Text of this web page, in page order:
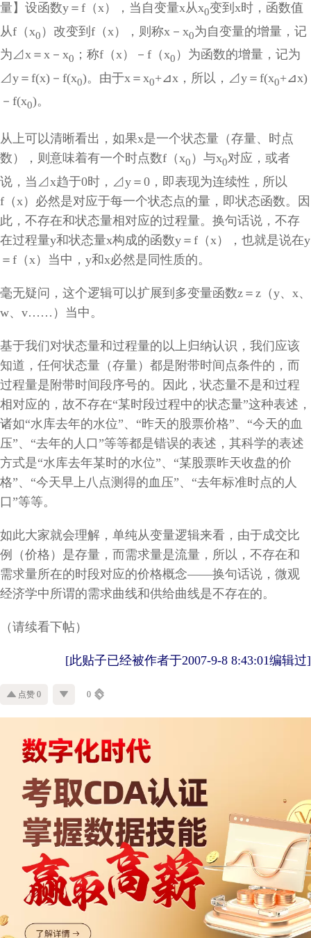
量】设函数y ＝ f （x），当自变量x从x0变到 x时，函数值
从f （x0 ）改变到 f （x），则称x － x0为自变量的增量，记
为⊿x ＝ x － x0 ；称f （x）－ f （x0 ）为函数的增量，记为
⊿y ＝ f(x) － f(x0)。由于x ＝ x0+⊿x ，所以，⊿y ＝ f(x0+⊿x)
－ f(x0)。
从上可以清晰看出，如果x是一个状态量（存量、时点
数），则意味着有一个时点数f （x0 ）与x0对应，或者
说，当⊿x趋于0时，⊿y ＝ 0 ，即表现为连续性，所以
f （x）必然是对应于每一个状态点的量，即状态函数。因
此，不存在和状态量相对应的过程量。换句话说，不存
在过程量y和状态量x构成的函数y ＝ f （x），也就是说在y
＝ f （x）当中， y和x必然是同性质的。
毫无疑问，这个逻辑可以扩展到多变量函数z ＝ z （y、 x、
w、 v……）当中。
基于我们对状态量和过程量的以上归纳认识，我们应该
知道，任何状态量（存量）都是附带时间点条件的，而
过程量是附带时间段序号的。因此，状态量不是和过程
相对应的，故不存在“某时段过程中的状态量”这种表述，
诸如“水库去年的水位”、“昨天的股票价格”、“今天的血
压”、“去年的人口”等等都是错误的表述，其科学的表述
方式是“水库去年某时的水位”、“某股票昨天收盘的价
格”、“今天早上八点测得的血压”、“去年标准时点的人
口”等等。
如此大家就会理解，单纯从变量逻辑来看，由于成交比
例（价格）是存量，而需求量是流量，所以，不存在和
需求量所在的时段对应的价格概念——换句话说，微观
经济学中所谓的需求曲线和供给曲线是不存在的。
（请续看下帖）
[此贴子已经被作者于2007-9-8 8:43:01编辑过]
点赞 0 0